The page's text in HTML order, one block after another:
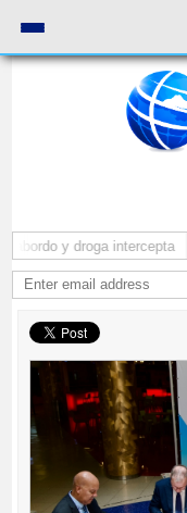
y droga intercepta